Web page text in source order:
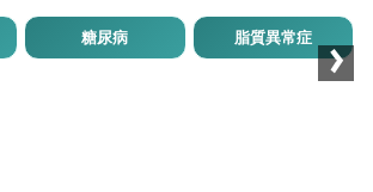
糖尿病 脂質異常症 ›